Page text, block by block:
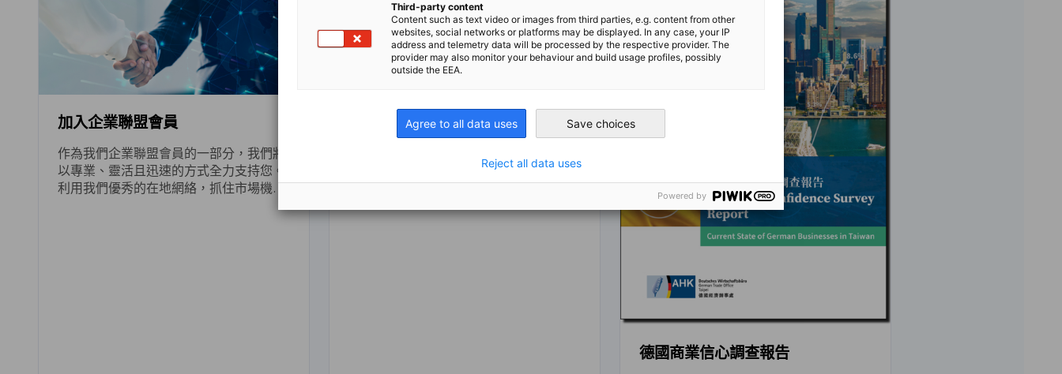
加入企業聯盟會員
作為我們企業聯盟會員的一部分，我們將
以專業、靈活且迅速的方式全力支持您。
利用我們優秀的在地網絡，抓住市場機
企業聯盟會員
業聯盟會員，為您在台灣市場提高能見
度，並接觸專屬的商務聯繫網絡。成為企
德國商業信心調查報告
Third-party content
Content such as text video or images from third parties, e.g. content from other
websites, social networks or platforms may be displayed. In any case, your IP
address and telemetry data will be processed by the respective provider. The
provider may also monitor your behaviour and build usage profiles, possibly
outside the EEA.
Agree to all data uses Save choices
Reject all data uses
Powered by